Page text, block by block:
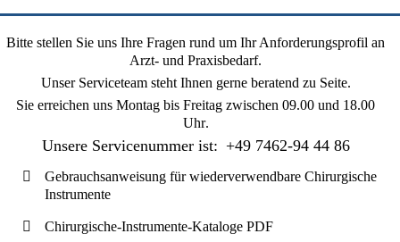
Bitte stellen Sie uns Ihre Fragen rund um Ihr Anforderungsprofil an
Arzt- und Praxisbedarf.
Unser Serviceteam steht Ihnen gerne beratend zu Seite.
Sie erreichen uns Montag bis Freitag zwischen 09.00 und 18.00
Uhr.
Unsere Servicenummer ist: +49 7462-94 44 86
Gebrauchsanweisung für wiederverwendbare Chirurgische
Instrumente
Chirurgische-Instrumente-Kataloge PDF